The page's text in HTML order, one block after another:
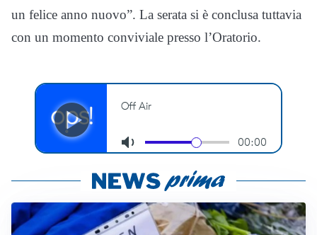
un felice anno nuovo”. La serata si è conclusa tuttavia
con un momento conviviale presso l’Oratorio.